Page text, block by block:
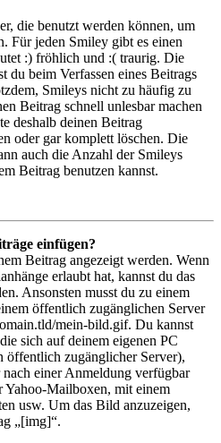
die benutzt werden können, um
Für jeden Smiley gibt es einen
:) fröhlich und :( traurig. Die
du beim Verfassen eines Beitrags
Smileys nicht zu häufig zu
Beitrag schnell unlesbar machen
deshalb deinen Beitrag
oder gar komplett löschen. Die
auch die Anzahl der Smileys
Beitrag benutzen kannst.
einfügen?
Beitrag angezeigt werden. Wenn
erlaubt hat, kannst du das
Ansonsten musst du zu einem
öffentlich zugänglichen Server
mein-bild.gif. Du kannst
sich auf deinem eigenen PC
öffentlich zugänglicher Server),
einer Anmeldung verfügbar
Mailboxen, mit einem
usw. Um das Bild anzuzeigen,
„[img]“.